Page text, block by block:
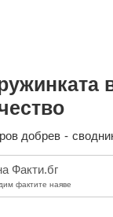
добрев -
Факти.бг
фактите наяве